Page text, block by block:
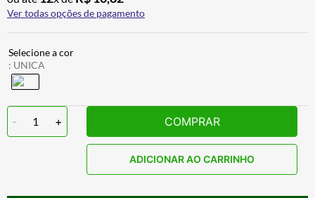
Ver todas opções de pagamento
: UNICA
- 1 + COMPRAR
ADICIONAR AO CARRINHO
10º BOTAS